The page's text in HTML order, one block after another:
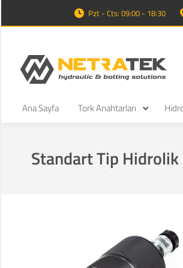
Pzt - Cts: 09:00 - 18:30
Ana Sayfa Tork Anahtarları
Standart Tip